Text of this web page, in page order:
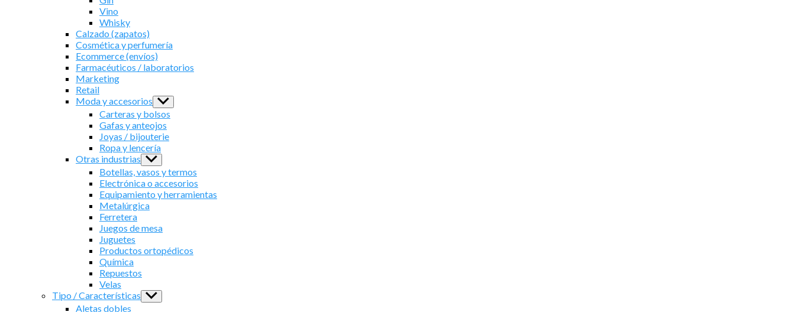
Vino
Whisky
Calzado (zapatos)
Cosmética y perfumería
Ecommerce (envíos)
Farmacéuticos / laboratorios
Marketing
Retail
Moda y accesorios Show
sub
menu
Carteras y bolsos
Gafas y anteojos
Joyas / bijouterie
Ropa y lencería
Otras industrias Show
sub
menu
Botellas, vasos y termos
Electrónica o accesorios
Equipamiento y herramientas
Metalúrgica
Ferretera
Juegos de mesa
Juguetes
Productos ortopédicos
Química
Repuestos
Velas
Tipo / Características Show
sub
Aletas dobles